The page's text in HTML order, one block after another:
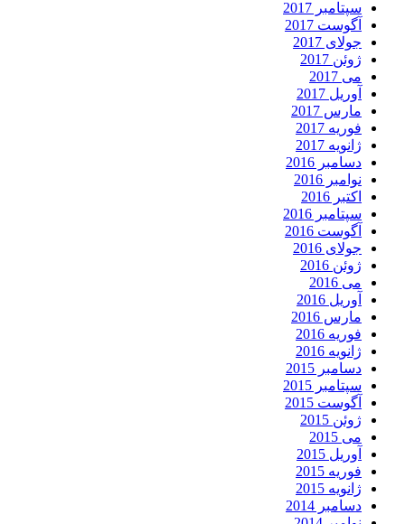
سپتامبر 2017
آگوست 2017
جولای 2017
ژوئن 2017
می 2017
آوریل 2017
مارس 2017
فوریه 2017
ژانویه 2017
دسامبر 2016
نوامبر 2016
اکتبر 2016
سپتامبر 2016
آگوست 2016
جولای 2016
ژوئن 2016
می 2016
آوریل 2016
مارس 2016
فوریه 2016
ژانویه 2016
دسامبر 2015
سپتامبر 2015
آگوست 2015
ژوئن 2015
می 2015
آوریل 2015
فوریه 2015
ژانویه 2015
دسامبر 2014